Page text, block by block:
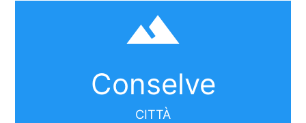
filter_hdr
Conselve
CITTÀ